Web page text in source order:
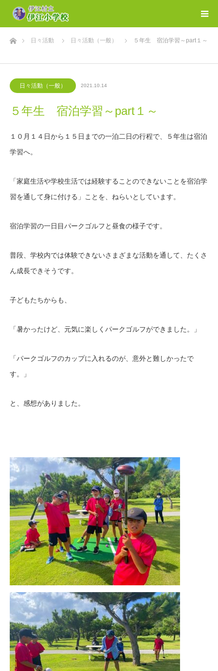
ホーム日々活動 日々活動（一般） ５年生 宿泊学習～part１～
日々活動（一般） 2021.10.14
５年生 宿泊学習～part１～
１０月１４日から１５日までの一泊二日の行程で、５年生は宿泊
学習へ。
「家庭生活や学校生活では経験することのできないことを宿泊学
習を通して身に付ける」ことを、ねらいとしています。
宿泊学習の一日目パークゴルフと昼食の様子です。
普段、学校内では体験できないさまざまな活動を通して、たくさ
ん成長できそうです。
子どもたちからも、
「暑かったけど、元気に楽しくパークゴルフができました。」
「パークゴルフのカップに入れるのが、意外と難しかったで
す。」
と、感想がありました。